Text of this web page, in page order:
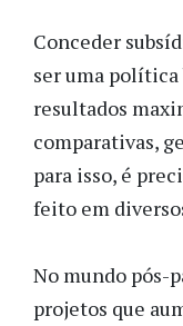
Conceder
ser uma política
resultados
comparativas,
para isso, é
feito em
No mundo pós-
projetos que